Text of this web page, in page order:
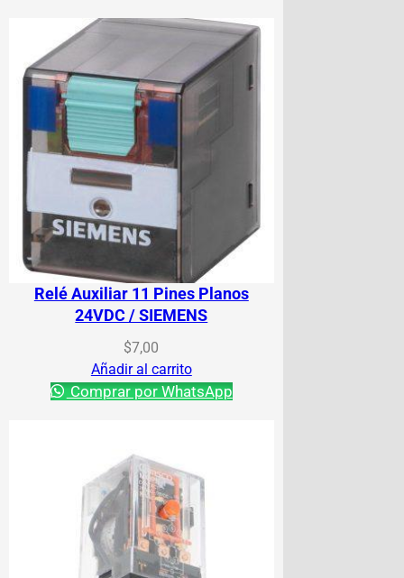
Relé Auxiliar 11 Pines Planos
24VDC / SIEMENS
$7,00
Añadir al carrito
Comprar por WhatsApp